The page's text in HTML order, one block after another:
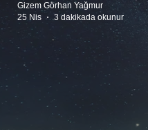
Gizem Görhan Yağmur
25 Nis
3 dakikada okunur